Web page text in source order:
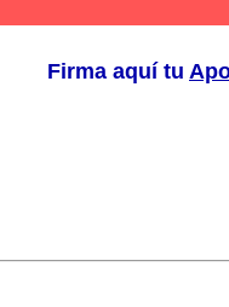
Firma aquí tu